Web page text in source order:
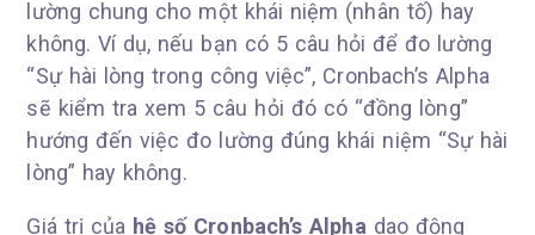
lường chung cho một khái niệm (nhân tố) hay
không. Ví dụ, nếu bạn có 5 câu hỏi để đo lường
“Sự hài lòng trong công việc”, Cronbach’s Alpha
sẽ kiểm tra xem 5 câu hỏi đó có “đồng lòng”
hướng đến việc đo lường đúng khái niệm “Sự hài
lòng” hay không.
Giá trị của hệ số Cronbach’s Alpha dao động